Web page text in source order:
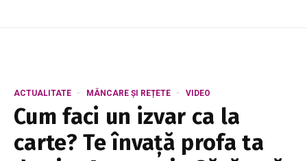
ACTUALITATE MÂNCARE ȘI REȚETE VIDEO
Cum faci un izvar ca la
carte? Te învață profa ta